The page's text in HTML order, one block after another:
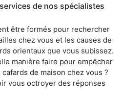
de nos spécialistes
être formés pour rechercher
chez vous et les causes de
orientaux que vous subissez.
manière faire pour empêcher
de maison chez vous ?
vous octroyer des réponses